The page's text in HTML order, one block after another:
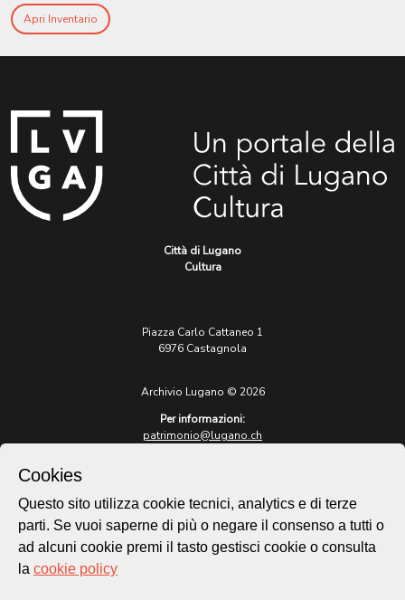
Apri Inventario
Città di Lugano
Cultura
Piazza Carlo Cattaneo 1
6976 Castagnola
Archivio Lugano © 2026
Per informazioni:
patrimonio@lugano.ch
lugano.ch
Cookie policy
Cookies
Questo sito utilizza cookie tecnici, analytics e di terze
parti. Se vuoi saperne di più o negare il consenso a tutti o
ad alcuni cookie premi il tasto gestisci cookie o consulta
la cookie policy